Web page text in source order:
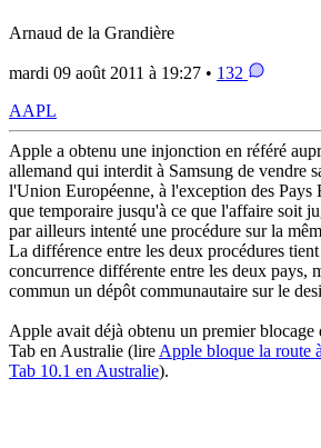
Arnaud de la Grandière
mardi 09 août 2011 à 19:27 • 132
AAPL
Apple a obtenu une injonction en référé
allemand qui interdit à Samsung de vendre
l'Union Européenne, à l'exception des Pays
que temporaire jusqu'à ce que l'affaire soit
par ailleurs intenté une procédure sur la
La différence entre les deux procédures
concurrence différente entre les deux pays,
commun un dépôt communautaire sur le
Apple avait déjà obtenu un premier blocage
Tab en Australie (lire Apple bloque la route
Tab 10.1 en Australie).